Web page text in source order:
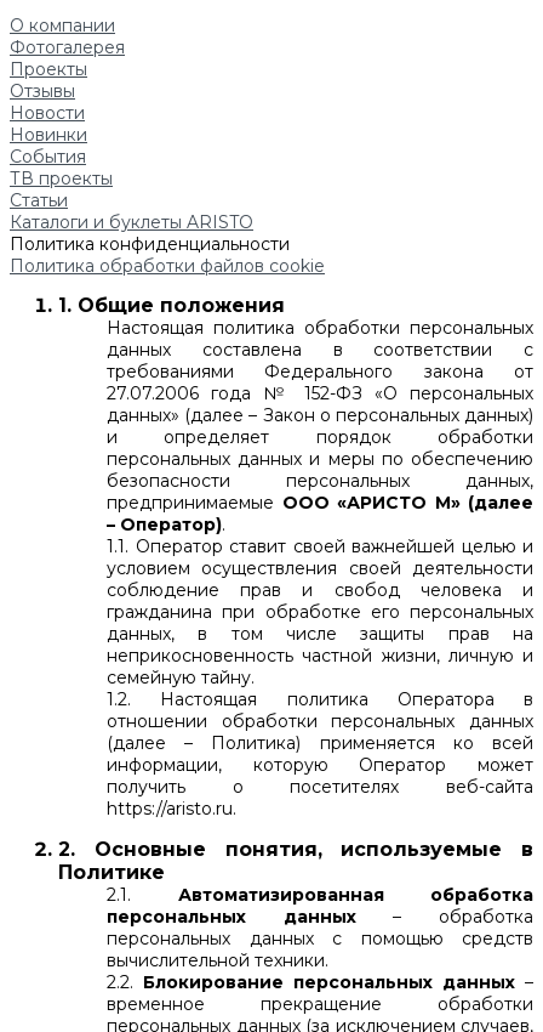
О компании
Фотогалерея
Проекты
Отзывы
Новости
Новинки
События
ТВ проекты
Статьи
Каталоги и буклеты ARISTO
Политика конфиденциальности
Политика обработки файлов cookie
1. Общие положения
Настоящая политика обработки персональных
данных составлена в соответствии с
требованиями Федерального закона от
27.07.2006 года № 152-ФЗ «О персональных
данных» (далее – Закон о персональных данных)
и определяет порядок обработки
персональных данных и меры по обеспечению
безопасности персональных данных,
предпринимаемые ООО «АРИСТО М» (далее
– Оператор).
1.1. Оператор ставит своей важнейшей целью и
условием осуществления своей деятельности
соблюдение прав и свобод человека и
гражданина при обработке его персональных
данных, в том числе защиты прав на
неприкосновенность частной жизни, личную и
семейную тайну.
1.2. Настоящая политика Оператора в
отношении обработки персональных данных
(далее – Политика) применяется ко всей
информации, которую Оператор может
получить о посетителях веб-сайта
https://aristo.ru.
2. Основные понятия, используемые в
Политике
2.1. Автоматизированная обработка
персональных данных– обработка
персональных данных с помощью средств
вычислительной техники.
2.2. Блокирование персональных данных –
временное прекращение обработки
персональных данных (за исключением случаев,